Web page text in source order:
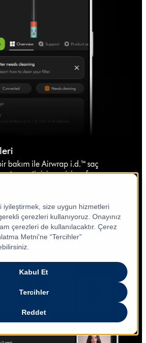
bakım ile Airwrap i.d.™ saç
setinizin en iyi performansı
bildirecektir.